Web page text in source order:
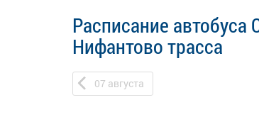
Расписание автобуса
Нифантово трасса
07 августа